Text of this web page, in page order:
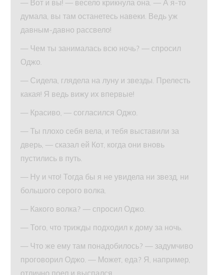
— Вот и вы! — весело крикнула она. — А я-то
думала, вы там останетесь навеки. Ведь уж
давным-давно рассвело!
— Чем ты занималась всю ночь? — спросил
Оджо.
— Сидела, глядела на луну и звезды. Прелесть
какая! Я ведь вижу их впервые!
— Красиво, — согласился Оджо.
— Ты плохо себя вела, и тебя выставили за
дверь, — сказал ей Кот, когда они вновь
пустились в путь.
— Ну и что! Тогда бы я не увидела ни звезд, ни
большого серого волка.
— Какого волка? — спросил Оджо.
— Того, что трижды подходил к дому за ночь.
— Что же ему там понадобилось? — задумчиво
проговорил Оджо. — Может, еда? Я, например,